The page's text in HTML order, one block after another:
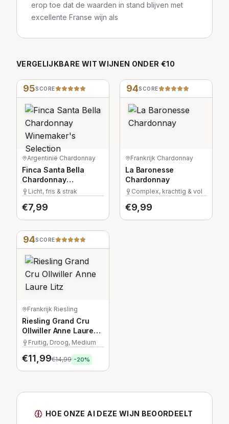
erop toe dat de waarden in stand blijven met
excellente Franse wijn als
VERGELIJKBARE WIT WIJNEN ONDER €10
95SCORE
Argentinië·Chardonnay
Finca Santa Bella
Chardonnay
Winemaker's
Selection
Licht, fris & strak
€7,99
94SCORE
Frankrijk·Chardonnay
La Baronesse
Chardonnay
Complex, krachtig & vol
€9,99
94SCORE
Frankrijk·Riesling
Riesling Grand Cru
Ollwiller Anne Laure
LitzFruitig, Droog, Medium
€11,99€14,99 -20%
HOE ONZE AI DEZE WIJN BEOORDEELT